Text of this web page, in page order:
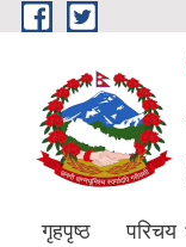
Skip to main content
गृहपृष्ठ परिचय